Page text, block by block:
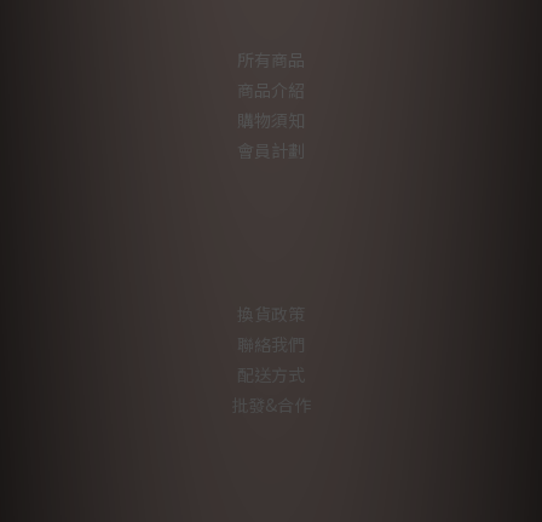
所有商品
商品介紹
購物須知
會員計劃
換貨政策
聯絡我們
配送方式
批發&合作